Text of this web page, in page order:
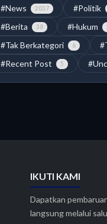
#News 2037 #Politik
#Berita 38 #Hukum
#Tak Berkategori 6
#Recent Post 5
IKUTI KAMI
Dapatkan
langsung melalui